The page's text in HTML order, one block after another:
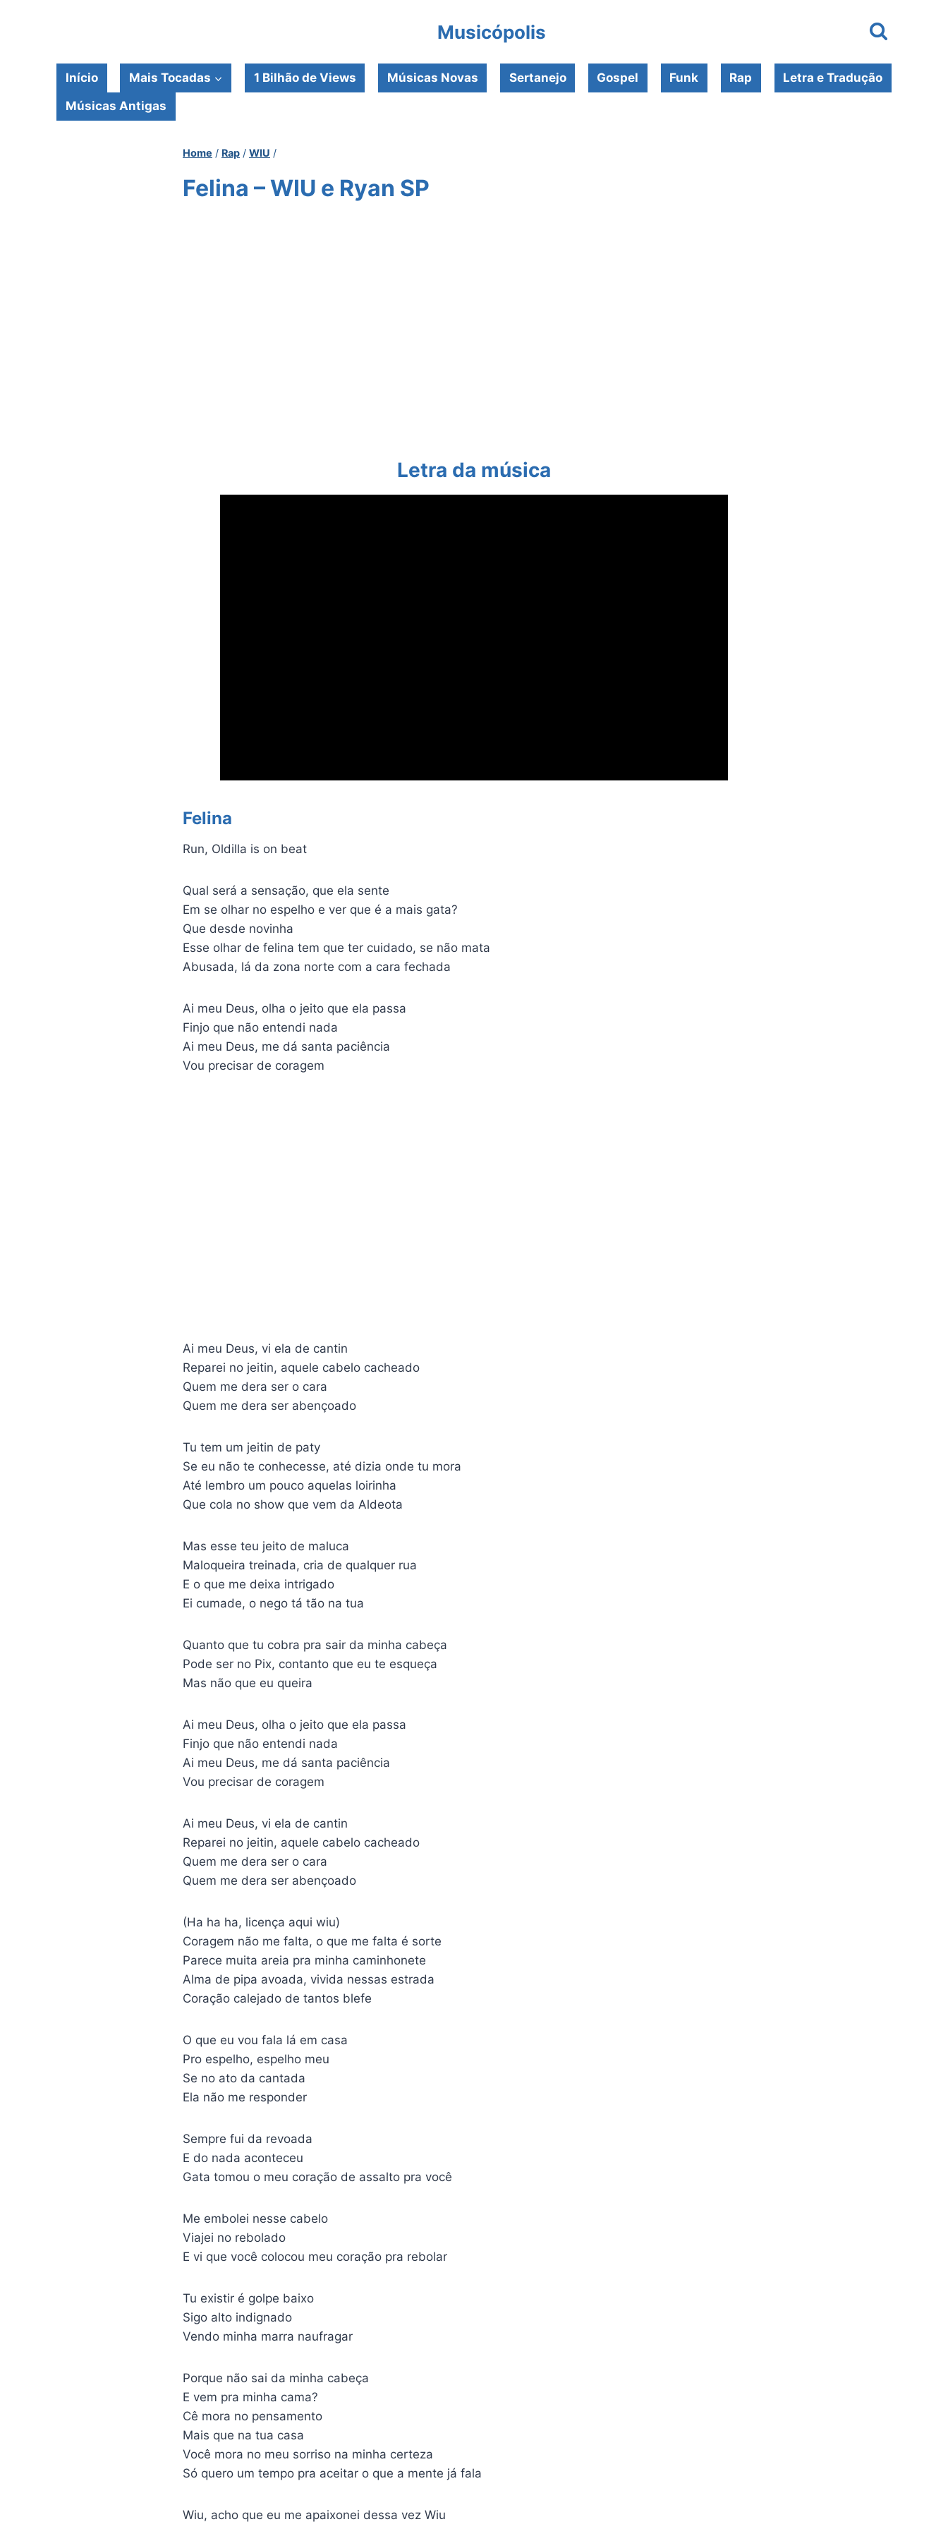
Conteúdo
Musicópolis
Início Mais Tocadas 1 Bilhão de Views Músicas Novas Sertanejo Gospel Funk Rap Letra e Tradução
Músicas Antigas
Home / Rap / WIU /
Felina – WIU e Ryan SP
Letra da música
Felina
Run, Oldilla is on beat
Qual será a sensação, que ela sente
Em se olhar no espelho e ver que é a mais gata?
Que desde novinha
Esse olhar de felina tem que ter cuidado, se não mata
Abusada, lá da zona norte com a cara fechada
Ai meu Deus, olha o jeito que ela passa
Finjo que não entendi nada
Ai meu Deus, me dá santa paciência
Vou precisar de coragem
Ai meu Deus, vi ela de cantin
Reparei no jeitin, aquele cabelo cacheado
Quem me dera ser o cara
Quem me dera ser abençoado
Tu tem um jeitin de paty
Se eu não te conhecesse, até dizia onde tu mora
Até lembro um pouco aquelas loirinha
Que cola no show que vem da Aldeota
Mas esse teu jeito de maluca
Maloqueira treinada, cria de qualquer rua
E o que me deixa intrigado
Ei cumade, o nego tá tão na tua
Quanto que tu cobra pra sair da minha cabeça
Pode ser no Pix, contanto que eu te esqueça
Mas não que eu queira
Ai meu Deus, olha o jeito que ela passa
Finjo que não entendi nada
Ai meu Deus, me dá santa paciência
Vou precisar de coragem
Ai meu Deus, vi ela de cantin
Reparei no jeitin, aquele cabelo cacheado
Quem me dera ser o cara
Quem me dera ser abençoado
(Ha ha ha, licença aqui wiu)
Coragem não me falta, o que me falta é sorte
Parece muita areia pra minha caminhonete
Alma de pipa avoada, vivida nessas estrada
Coração calejado de tantos blefe
O que eu vou fala lá em casa
Pro espelho, espelho meu
Se no ato da cantada
Ela não me responder
Sempre fui da revoada
E do nada aconteceu
Gata tomou o meu coração de assalto pra você
Me embolei nesse cabelo
Viajei no rebolado
E vi que você colocou meu coração pra rebolar
Tu existir é golpe baixo
Sigo alto indignado
Vendo minha marra naufragar
Porque não sai da minha cabeça
E vem pra minha cama?
Cê mora no pensamento
Mais que na tua casa
Você mora no meu sorriso na minha certeza
Só quero um tempo pra aceitar o que a mente já fala
Wiu, acho que eu me apaixonei dessa vez Wiu